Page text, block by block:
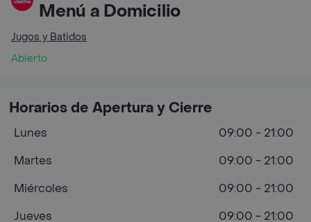
Menú a Domicilio
Jugos y Batidos
Abierto
Horarios de Apertura y Cierre
Lunes
09:00 - 21:00
Martes
09:00 - 21:00
Miércoles
09:00 - 21:00
Jueves
09:00 - 21:00